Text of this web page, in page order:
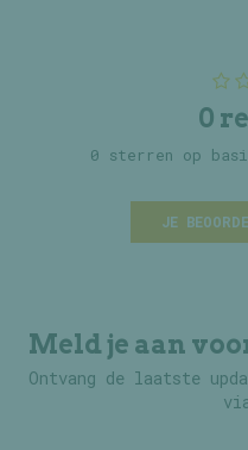
0
0 sterren op
JE
Meld je aan
Ontvang de laatste